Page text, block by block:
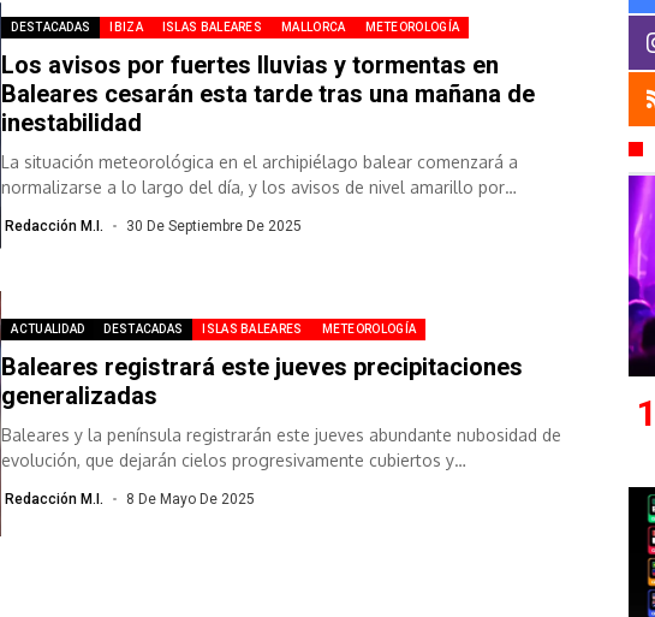
DESTACADAS IBIZA ISLAS BALEARES MALLORCA METEOROLOGÍA
Los avisos por fuertes lluvias y tormentas en
Baleares cesarán esta tarde tras una mañana de
inestabilidad
La situación meteorológica en el archipiélago balear comenzará a
normalizarse a lo largo del día, y los avisos de nivel amarillo por
Redacción M.I. 30 De Septiembre De 2025
ACTUALIDAD DESTACADAS ISLAS BALEARES METEOROLOGÍA
Baleares registrará este jueves precipitaciones
generalizadas
Baleares y la península registrarán este jueves abundante nubosidad de
evolución, que dejarán cielos progresivamente cubiertos y
Redacción M.I. 8 De Mayo De 2025